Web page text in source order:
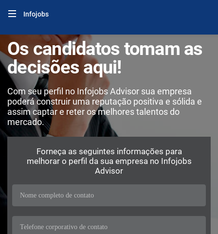
Infojobs
Os candidatos tomam as
decisões aqui!
Com seu perfil no Infojobs Advisor sua empresa
poderá construir uma reputação positiva e sólida e
assim captar e reter os melhores talentos do
mercado.
Forneça as seguintes informações para
melhorar o perfil da sua empresa no Infojobs
Advisor